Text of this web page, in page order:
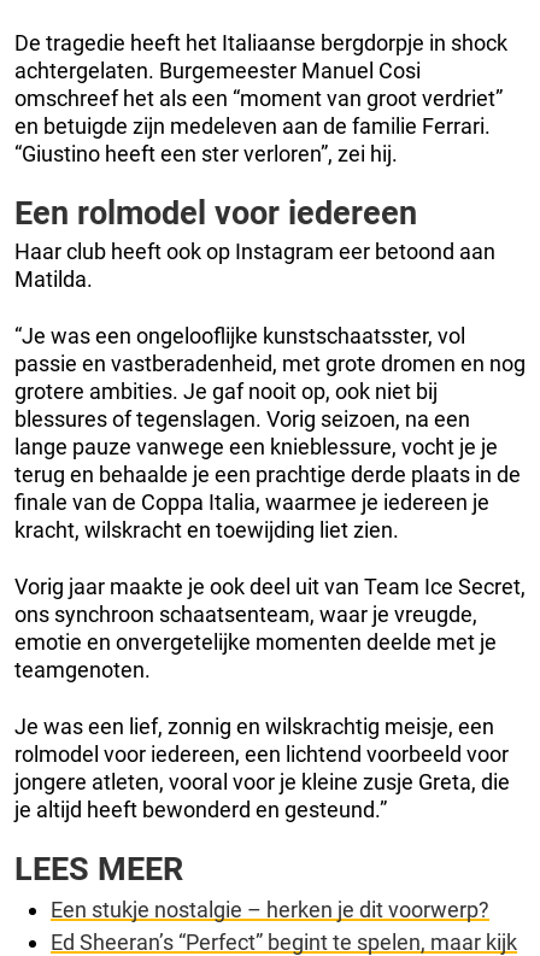
De tragedie heeft het Italiaanse bergdorpje in shock
achtergelaten. Burgemeester Manuel Cosi
omschreef het als een “moment van groot verdriet”
en betuigde zijn medeleven aan de familie Ferrari.
“Giustino heeft een ster verloren”, zei hij.
Een rolmodel voor iedereen
Haar club heeft ook op Instagram eer betoond aan
Matilda.
“Je was een ongelooflijke kunstschaatsster, vol
passie en vastberadenheid, met grote dromen en nog
grotere ambities. Je gaf nooit op, ook niet bij
blessures of tegenslagen. Vorig seizoen, na een
lange pauze vanwege een knieblessure, vocht je je
terug en behaalde je een prachtige derde plaats in de
finale van de Coppa Italia, waarmee je iedereen je
kracht, wilskracht en toewijding liet zien.
Vorig jaar maakte je ook deel uit van Team Ice Secret,
ons synchroon schaatsenteam, waar je vreugde,
emotie en onvergetelijke momenten deelde met je
teamgenoten.
Je was een lief, zonnig en wilskrachtig meisje, een
rolmodel voor iedereen, een lichtend voorbeeld voor
jongere atleten, vooral voor je kleine zusje Greta, die
je altijd heeft bewonderd en gesteund.”
LEES MEER
Een stukje nostalgie – herken je dit voorwerp?
Ed Sheeran’s “Perfect” begint te spelen, maar kijk